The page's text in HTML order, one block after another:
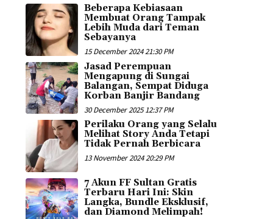
Beberapa Kebiasaan
Membuat Orang Tampak
Lebih Muda dari Teman
Sebayanya
15 December 2024 21:30 PM
Jasad Perempuan
Mengapung di Sungai
Balangan, Sempat Diduga
Korban Banjir Bandang
30 December 2025 12:37 PM
Perilaku Orang yang Selalu
Melihat Story Anda Tetapi
Tidak Pernah Berbicara
13 November 2024 20:29 PM
7 Akun FF Sultan Gratis
Terbaru Hari Ini: Skin
Langka, Bundle Eksklusif,
dan Diamond Melimpah!